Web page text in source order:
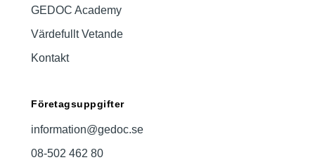
GEDOC Academy
Värdefullt Vetande
Kontakt
Företagsuppgifter
information@gedoc.se
08-502 462 80